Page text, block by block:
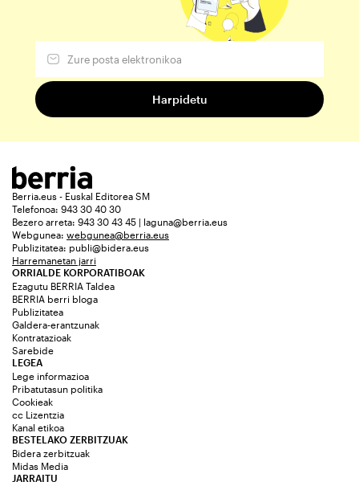
Berria.eus - Euskal Editorea SM
Telefonoa: 943 30 40 30
Bezero arreta: 943 30 43 45 | laguna@berria.eus
Webgunea: webgunea@berria.eus
Publizitatea: publi@bidera.eus
Harremanetan jarri
ORRIALDE KORPORATIBOAK
Ezagutu BERRIA Taldea
BERRIA berri bloga
Publizitatea
Galdera-erantzunak
Kontratazioak
Sarebide
JARRAITU
LEGEA
Lege informazioa
Pribatutasun politika
Cookieak
cc Lizentzia
Kanal etikoa
BESTELAKO ZERBITZUAK
Bidera zerbitzuak
Midas Media